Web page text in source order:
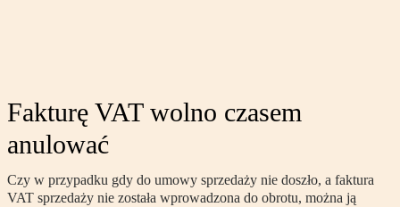
Fakturę VAT wolno czasem
anulować
Czy w przypadku gdy do umowy sprzedaży nie doszło, a faktura
VAT sprzedaży nie została wprowadzona do obrotu, można ją